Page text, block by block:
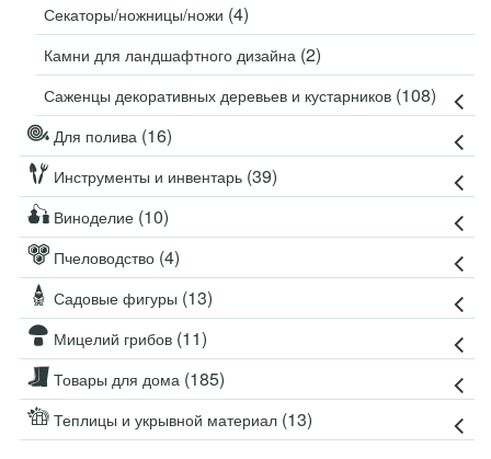
Секаторы/ножницы/ножи (4)
Камни для ландшафтного дизайна (2)
Саженцы декоративных деревьев и кустарников (108)
Для полива (16)
Инструменты и инвентарь (39)
Виноделие (10)
Пчеловодство (4)
Садовые фигуры (13)
Мицелий грибов (11)
Товары для дома (185)
Теплицы и укрывной материал (13)